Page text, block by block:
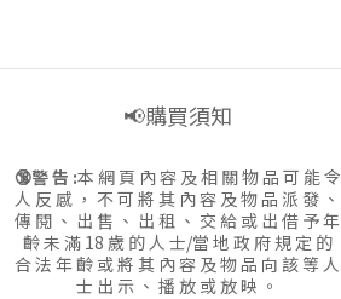
📢購買須知
🔞警 告 :本 網 頁 內 容 及 相 關 物 品 可 能 令
人 反 感 ， 不 可 將 其 內 容 及 物 品 派 發 、
傳 閱 、 出 售 、 出 租 、 交 給 或 出 借 予 年
齡 未 滿 18 歲 的 人 士/當 地 政 府 規 定 的
合 法 年 齡 或 將 其 內 容 及 物 品 向 該 等 人
士 出 示 、 播 放 或 放 映 。